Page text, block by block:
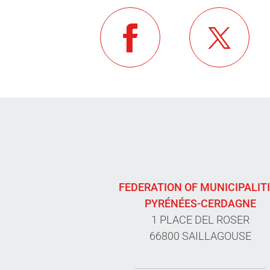
FEDERATION OF
PYRÉNÉES-CERDAGNE
1 PLACE DEL ROSER
66800 SAILLAGOUSE